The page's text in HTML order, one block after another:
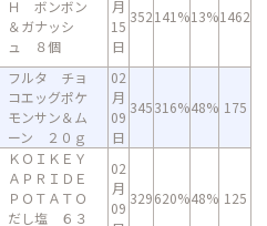
Ｈ ボンボン
＆ガナッシ
ュ ８個
月
15
日
352141%13%1462
フルタ チョ
コエッグポケ
モンサン＆ム
ーン ２０ｇ
02
月
09
日
345316%48% 175
ＫＯＩＫＥＹ
ＡＰＲＩＤＥ
ＰＯＴＡＴＯ
だし塩 ６３
02
月
09
329620%48% 125